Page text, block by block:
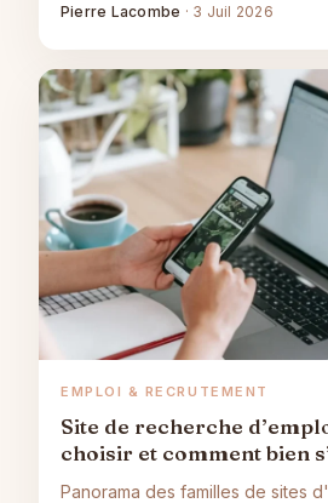
Pierre Lacombe · 3 Juil 2026
EMPLOI & RECRUTEMENT
Site de recherche
choisir et comment bien
Panorama des familles de sites